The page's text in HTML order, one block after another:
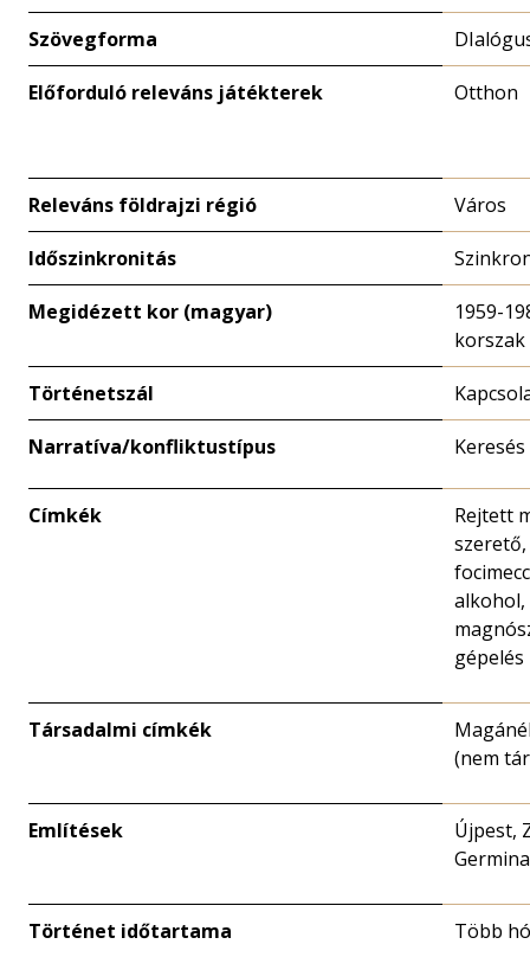
Szövegforma
Előforduló releváns játékterek Otthon
Releváns földrajzi régió Város
Időszinkronitás
Megidézett kor (magyar)
1959-
korszak
Történetszál
Narratíva/konfliktustípus Keresés
Címkék
Rejtett
alkohol,
gépelés
Társadalmi címkék
(nem
Említések
Újpest,
Történet időtartama Több